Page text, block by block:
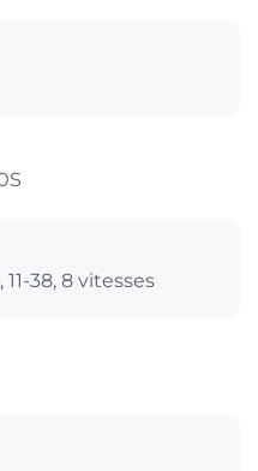
38, 8 vitesses